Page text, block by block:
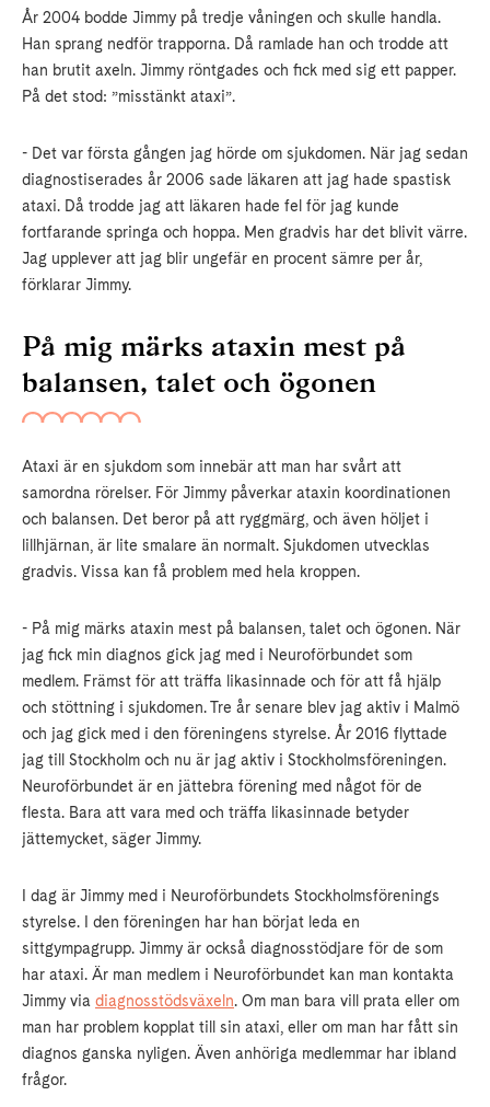
År 2004 bodde Jimmy på tredje våningen och skulle handla.
Han sprang nedför trapporna. Då ramlade han och trodde att
han brutit axeln. Jimmy röntgades och fick med sig ett papper.
På det stod: ”misstänkt ataxi”.
- Det var första gången jag hörde om sjukdomen. När jag sedan
diagnostiserades år 2006 sade läkaren att jag hade spastisk
ataxi. Då trodde jag att läkaren hade fel för jag kunde
fortfarande springa och hoppa. Men gradvis har det blivit värre.
Jag upplever att jag blir ungefär en procent sämre per år,
förklarar Jimmy.
På mig märks ataxin mest på
balansen, talet och ögonen
Ataxi är en sjukdom som innebär att man har svårt att
samordna rörelser. För Jimmy påverkar ataxin koordinationen
och balansen. Det beror på att ryggmärg, och även höljet i
lillhjärnan, är lite smalare än normalt. Sjukdomen utvecklas
gradvis. Vissa kan få problem med hela kroppen.
- På mig märks ataxin mest på balansen, talet och ögonen. När
jag fick min diagnos gick jag med i Neuroförbundet som
medlem. Främst för att träffa likasinnade och för att få hjälp
och stöttning i sjukdomen. Tre år senare blev jag aktiv i Malmö
och jag gick med i den föreningens styrelse. År 2016 flyttade
jag till Stockholm och nu är jag aktiv i Stockholmsföreningen.
Neuroförbundet är en jättebra förening med något för de
flesta. Bara att vara med och träffa likasinnade betyder
jättemycket, säger Jimmy.
I dag är Jimmy med i Neuroförbundets Stockholmsförenings
styrelse. I den föreningen har han börjat leda en
sittgympagrupp. Jimmy är också diagnosstödjare för de som
har ataxi. Är man medlem i Neuroförbundet kan man kontakta
Jimmy via diagnosstödsväxeln. Om man bara vill prata eller om
man har problem kopplat till sin ataxi, eller om man har fått sin
diagnos ganska nyligen. Även anhöriga medlemmar har ibland
frågor.